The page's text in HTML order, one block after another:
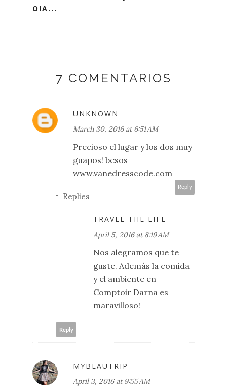
OIA...
7 COMENTARIOS
UNKNOWN
March 30, 2016 at 6:51 AM
Precioso el lugar y los dos muy
guapos! besos
www.vanedresscode.com
Reply
Replies
TRAVEL THE LIFE
April 5, 2016 at 8:19 AM
Nos alegramos que te
guste. Además la comida
y el ambiente en
Comptoir Darna es
maravilloso!
Reply
MYBEAUTRIP
April 3, 2016 at 9:55 AM